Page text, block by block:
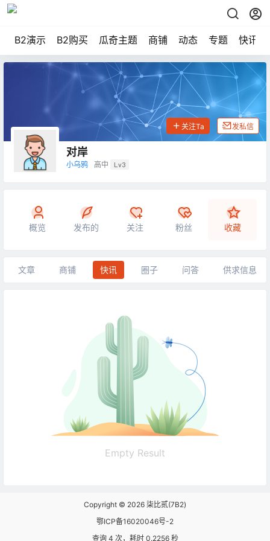
B2演示 B2购买 瓜奇主题 商铺 动态 专题 快讯
对岸
小乌鸦 高中 Lv3
关注Ta 发私信
概览 发布的 关注 粉丝 收藏
文章 商铺 快讯 圈子 问答 供求信息
Empty Result
Copyright © 2026 柒比贰(7B2)
鄂ICP备16020046号-2
查询 4 次，耗时 0.2256 秒